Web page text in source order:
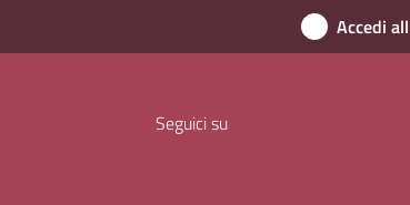
Accedi
Seguici su